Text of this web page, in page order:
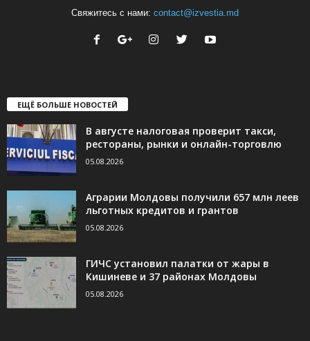
Свяжитесь с нами: contact@izvestia.md
ЕЩЁ БОЛЬШЕ НОВОСТЕЙ
В августе налоговая проверит такси,
рестораны, рынки и онлайн-торговлю
05.08.2026
Аграрии Молдовы получили 657 млн леев
льготных кредитов и грантов
05.08.2026
ГИЧС установил палатки от жары в
Кишиневе и 37 районах Молдовы
05.08.2026